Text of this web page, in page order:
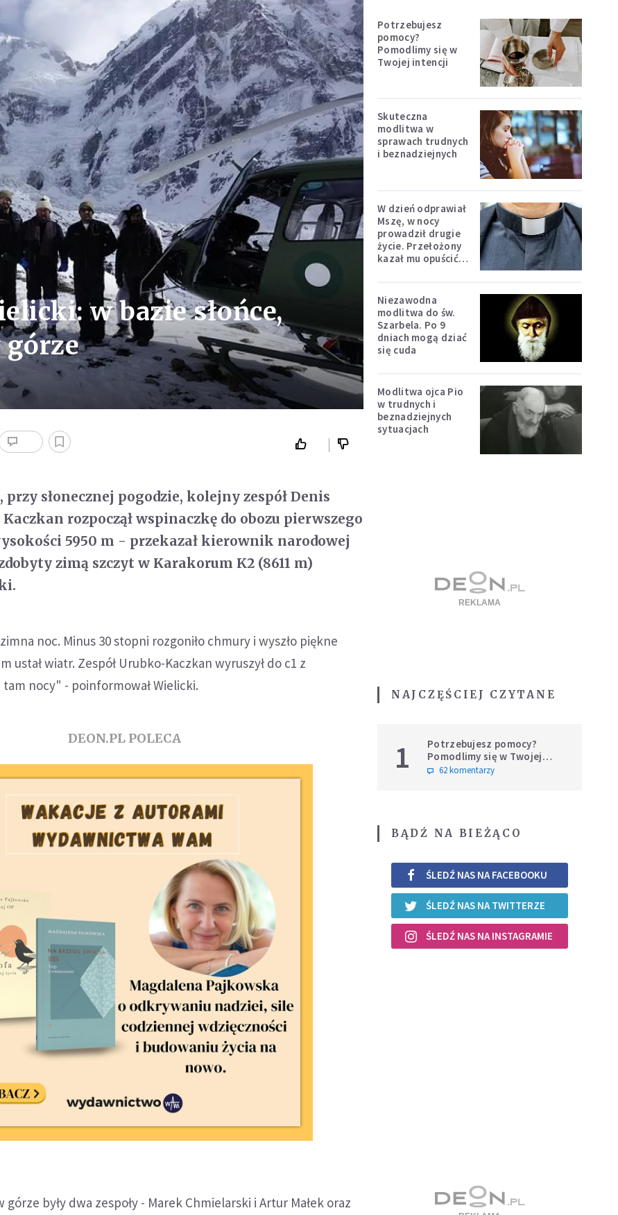
w bazie słońce,
górze
przy słonecznej pogodzie, kolejny zespół Denis
rozpoczął wspinaczkę do obozu pierwszego
5950 m - przekazał kierownik narodowej
zimą szczyt w Karakorum K2 (8611 m)
noc. Minus 30 stopni rozgoniło chmury i wyszło piękne
ustał wiatr. Zespół Urubko-Kaczkan wyruszył do c1 z
nocy" - poinformował Wielicki.
DEON.PL POLECA
były dwa zespoły - Marek Chmielarski i Artur Małek oraz
Potrzebujesz
pomocy?
Pomodlimy się w
Twojej intencji
Skuteczna
modlitwa w
sprawach trudnych
i beznadziejnych
W dzień odprawiał
Mszę, w nocy
prowadził drugie
życie. Przełożony
kazał mu opuścić
Niezawodna
modlitwa do św.
Szarbela. Po 9
dniach mogą dziać
się cuda
Modlitwa ojca Pio
w trudnych i
beznadziejnych
sytuacjach
NAJCZĘŚCIEJ CZYTANE
1
Potrzebujesz pomocy?
Pomodlimy się w Twojej
intencji
62 komentarzy
BĄDŹ NA BIEŻĄCO
ŚLEDŹ NAS NA FACEBOOKU
ŚLEDŹ NAS NA TWITTERZE
ŚLEDŹ NAS NA INSTAGRAMIE